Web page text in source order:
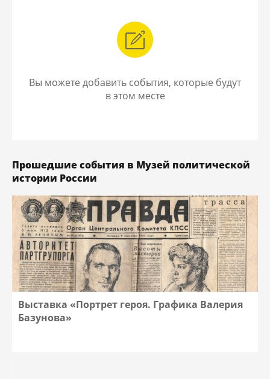
Вы можете добавить события, которые будут
в этом месте
Прошедшие события в Музей политической
истории России
Выставка «Портрет героя. Графика Валерия
Базунова»